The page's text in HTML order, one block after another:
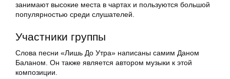
занимают высокие места в чартах и пользуются большой
популярностью среди слушателей.
Участники группы
Слова песни «Лишь До Утра» написаны самим Даном
Баланом. Он также является автором музыки к этой
композиции.